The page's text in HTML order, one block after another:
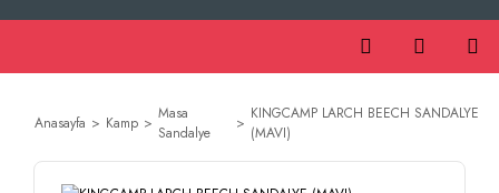
Anasayfa Kamp
Masa
Sandalye
KINGCAMP LARCH BEECH SANDALYE
(MAVI)